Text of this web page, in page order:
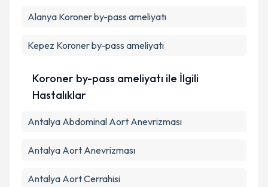
kapsamda işlenmesini kabul ediyorum.
Takvim Talebini Gönder
Alanya Koroner by-pass ameliyatı
Kepez Koroner by-pass ameliyatı
Koroner by-pass ameliyatı ile İlgili
Hastalıklar
Antalya Abdominal Aort Anevrizması
Antalya Aort Anevrizması
Antalya Aort Cerrahisi